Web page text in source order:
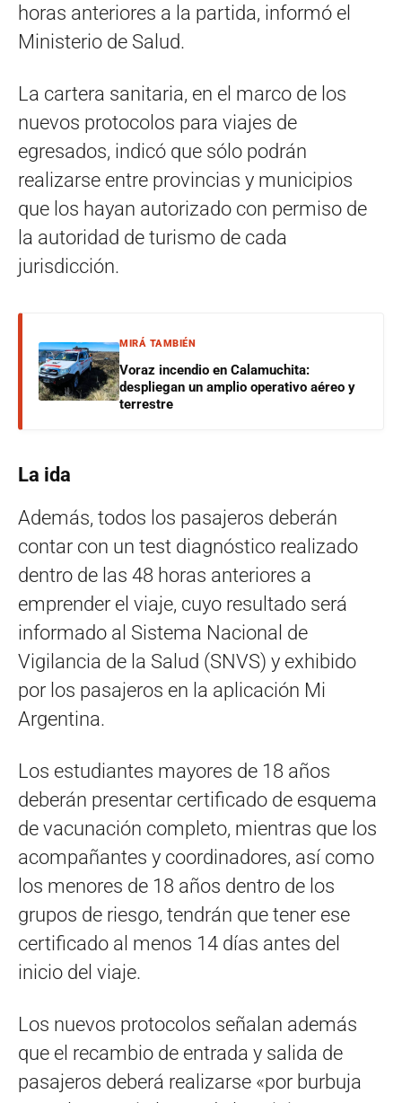
horas anteriores a la partida, informó el
Ministerio de Salud.
La cartera sanitaria, en el marco de los
nuevos protocolos para viajes de
egresados, indicó que sólo podrán
realizarse entre provincias y municipios
que los hayan autorizado con permiso de
la autoridad de turismo de cada
jurisdicción.
MIRÁ TAMBIÉN
Voraz incendio en Calamuchita:
despliegan un amplio operativo aéreo y
terrestre
La ida
Además, todos los pasajeros deberán
contar con un test diagnóstico realizado
dentro de las 48 horas anteriores a
emprender el viaje, cuyo resultado será
informado al Sistema Nacional de
Vigilancia de la Salud (SNVS) y exhibido
por los pasajeros en la aplicación Mi
Argentina.
Los estudiantes mayores de 18 años
deberán presentar certificado de esquema
de vacunación completo, mientras que los
acompañantes y coordinadores, así como
los menores de 18 años dentro de los
grupos de riesgo, tendrán que tener ese
certificado al menos 14 días antes del
inicio del viaje.
Los nuevos protocolos señalan además
que el recambio de entrada y salida de
pasajeros deberá realizarse «por burbuja